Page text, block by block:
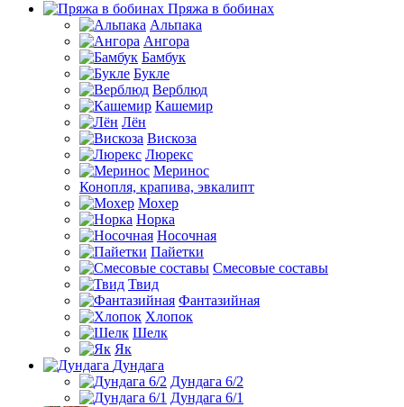
Пряжа в бобинах
Альпака
Ангора
Бамбук
Букле
Верблюд
Кашемир
Лён
Вискоза
Люрекс
Меринос
Конопля, крапива, эвкалипт
Мохер
Норка
Носочная
Пайетки
Смесовые составы
Твид
Фантазийная
Хлопок
Шелк
Як
Дундага
Дундага 6/2
Дундага 6/1